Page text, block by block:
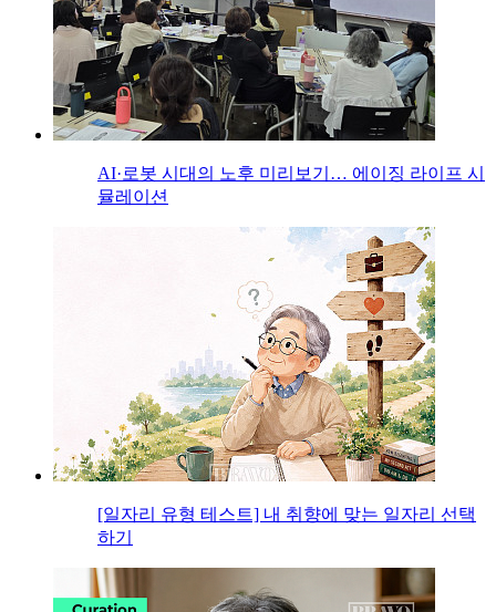
AI·로봇 시대의 노후 미리보기… 에이징 라이프 시
뮬레이션
[일자리 유형 테스트] 내 취향에 맞는 일자리 선택
하기